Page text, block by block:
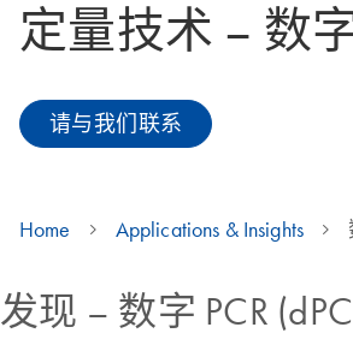
定量技术 – 数
请与我们联系
Home Applications & Insights
发现 – 数字 PCR